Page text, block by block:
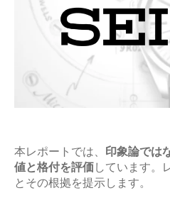
本レポートでは、 印象論では
値と格付を評価しています。
とその根拠を提示します。